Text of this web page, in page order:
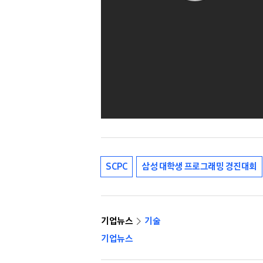
SCPC 삼성 대학생 프로그래밍 경진대회
기업뉴스
기술
기업뉴스